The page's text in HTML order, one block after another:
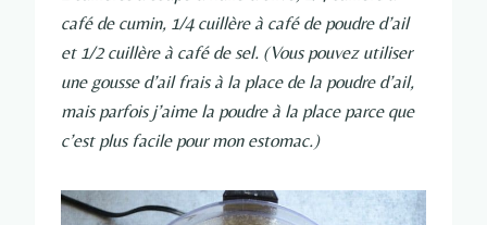
café de cumin, 1/4 cuillère à café de poudre d’ail
et 1/2 cuillère à café de sel. (Vous pouvez utiliser
une gousse d’ail frais à la place de la poudre d’ail,
mais parfois j’aime la poudre à la place parce que
c’est plus facile pour mon estomac.)